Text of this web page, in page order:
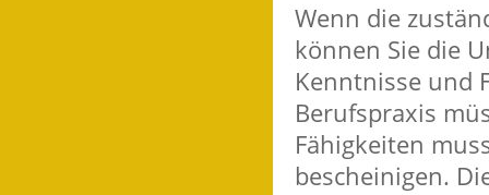
Wenn die
können Sie die
Kenntnisse und
Berufspraxis
Fähigkeiten
bescheinigen.